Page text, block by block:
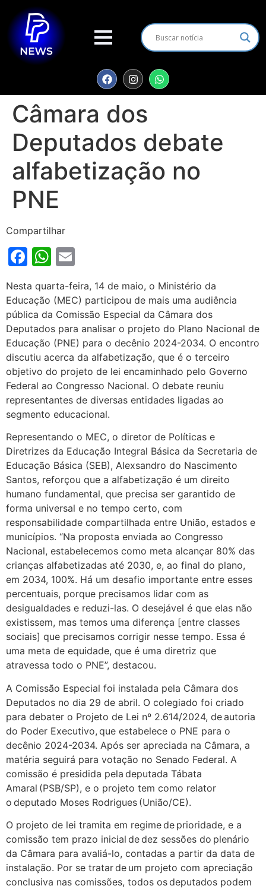
Câmara dos
Deputados debate
alfabetização no
PNE
Compartilhar
Facebook
WhatsApp
Nesta quarta-feira, 14 de maio, o Ministério da
Educação (MEC) participou de mais uma audiência
pública da Comissão Especial da Câmara dos
Deputados para analisar o projeto do Plano Nacional de
Educação (PNE) para o decênio 2024-2034. O encontro
discutiu acerca da alfabetização, que é o terceiro
objetivo do projeto de lei encaminhado pelo Governo
Federal ao Congresso Nacional. O debate reuniu
representantes de diversas entidades ligadas ao
segmento educacional.
Representando o MEC, o diretor de Políticas e
Diretrizes da Educação Integral Básica da Secretaria de
Educação Básica (SEB), Alexsandro do Nascimento
Santos, reforçou que a alfabetização é um direito
humano fundamental, que precisa ser garantido de
forma universal e no tempo certo, com
responsabilidade compartilhada entre União, estados e
municípios. “Na proposta enviada ao Congresso
Nacional, estabelecemos como meta alcançar 80% das
crianças alfabetizadas até 2030, e, ao final do plano,
em 2034, 100%. Há um desafio importante entre esses
percentuais, porque precisamos lidar com as
desigualdades e reduzi-las. O desejável é que elas não
existissem, mas temos uma diferença [entre classes
sociais] que precisamos corrigir nesse tempo. Essa é
uma meta de equidade, que é uma diretriz que
atravessa todo o PNE”, destacou.
A Comissão Especial foi instalada pela Câmara dos
Deputados no dia 29 de abril. O colegiado foi criado
para debater o Projeto de Lei nº 2.614/2024, de autoria
do Poder Executivo, que estabelece o PNE para o
decênio 2024-2034. Após ser apreciada na Câmara, a
matéria seguirá para votação no Senado Federal. A
comissão é presidida pela deputada Tábata
Amaral (PSB/SP), e o projeto tem como relator
o deputado Moses Rodrigues (União/CE).
O projeto de lei tramita em regime de prioridade, e a
comissão tem prazo inicial de dez sessões do plenário
da Câmara para avaliá-lo, contadas a partir da data de
instalação. Por se tratar de um projeto com apreciação
conclusiva nas comissões, todos os deputados podem